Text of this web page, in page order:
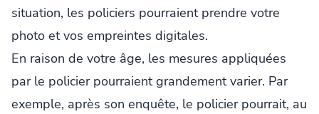
situation, les policiers pourraient prendre votre
photo et vos empreintes digitales.
En raison de votre âge, les mesures appliquées
par le policier pourraient grandement varier. Par
exemple, après son enquête, le policier pourrait, au